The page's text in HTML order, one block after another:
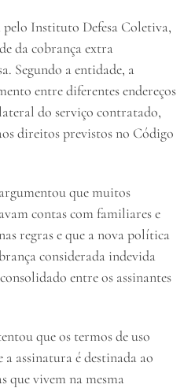
Instituto Defesa Coletiva,
da cobrança extra
Segundo a entidade, a
entre diferentes endereços
do serviço contratado,
direitos previstos no Código
que muitos
contas com familiares e
regras e que a nova política
considerada indevida
entre os assinantes
que os termos de uso
assinatura é destinada ao
que vivem na mesma